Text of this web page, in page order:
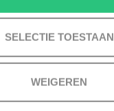
SELECTIE TOESTAAN
WEIGEREN
Garantie en klachten
Inruilen